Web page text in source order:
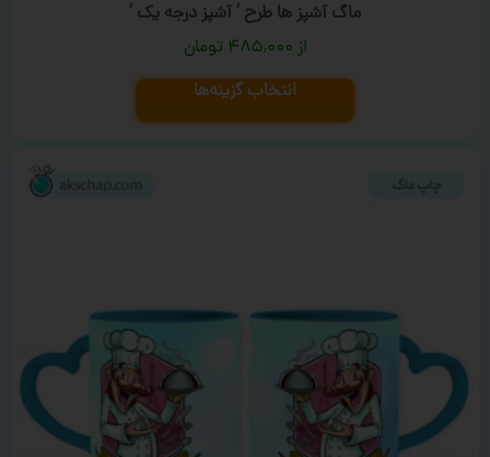
ماگ آشپز ها طرح ‘ آشپز درجه یک ‘
۴۸۵,۰۰۰ تومان
انتخاب گزینه‌ها